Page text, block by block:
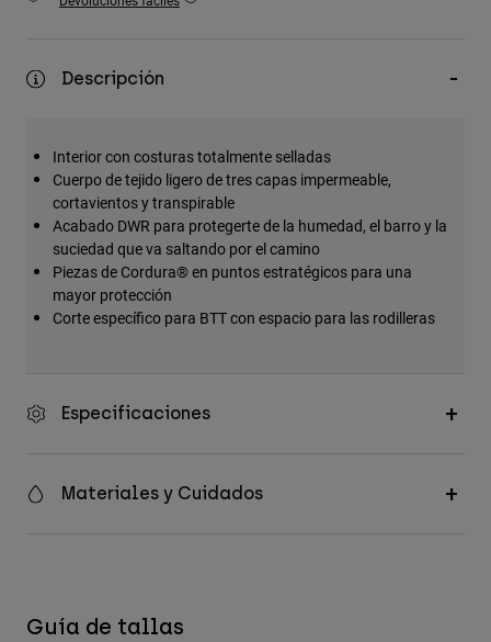
Ver todo
Descripción
Interior con costuras totalmente selladas
Cuerpo de tejido ligero de tres capas impermeable,
cortavientos y transpirable
Acabado DWR para protegerte de la humedad, el barro y la
suciedad que va saltando por el camino
Piezas de Cordura® en puntos estratégicos para una
mayor protección
Corte específico para BTT con espacio para las rodilleras
Especificaciones
Materiales y Cuidados
Guía de tallas